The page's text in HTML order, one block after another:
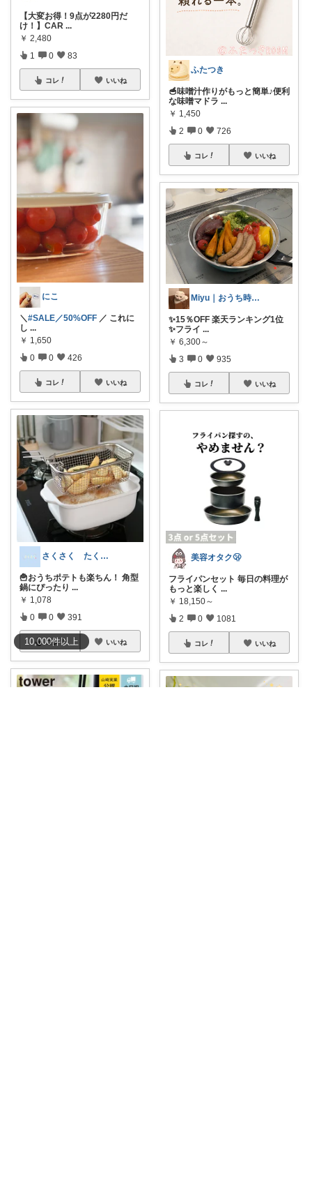
10,000件以上
【大変お得！9点が2280円だ
け！】CAR ...
￥ 2,480
1 0 83
コレ いいね
にこ
＼ #SALE／50%OFF ／ これに
し ...
￥ 1,650
0 0 426
コレ いいね
さくさく たくさんの訪問感謝です🙇
🍟おうちポテトも楽ちん！ 角型
鍋にぴったり ...
￥ 1,078
0 0 391
コレ いいね
ふたつき
🥣味噌汁作りがもっと簡単♪便利
な味噌マドラ ...
￥ 1,450
2 0 726
コレ いいね
Miyu｜おうち時間の小さな幸せ🌸
✨15％OFF 楽天ランキング1位
✨フライ ...
￥ 6,300～
3 0 935
コレ いいね
美容オタク🫢
フライパンセット 毎日の料理が
もっと楽しく ...
￥ 18,150～
2 0 1081
コレ いいね